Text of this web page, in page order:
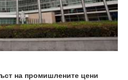
на промишлените цени